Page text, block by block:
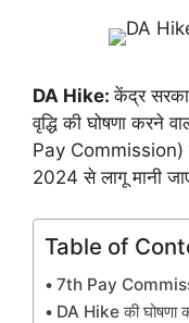
DA Hike:केंद्र
वृद्धि की घोषणा करने
Pay Commission)
2024 से लागू मानी
Table of
7th Pay
DA Hike की घोषणा